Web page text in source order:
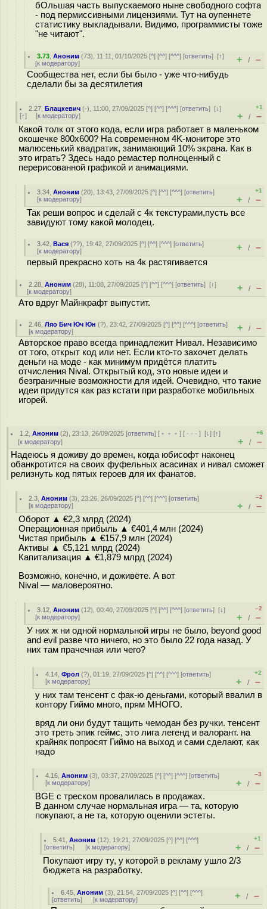
бОльшая часть выпускаемого ныне свободного софта
- под пермиссивными лицензиями. Тут на оупеннете
статистику выкладывали. Видимо, программисты тоже
"не читают".
3.73 ,Аноним (73), 11:11, 01/10/2025 [^] [^^] [^^^] [ответить][↑]
[к модератору] + / –
Сообщества нет, если бы было - уже что-нибудь
сделали бы за десятилетия
2.27 ,Блацкевич (-), 11:00, 27/09/2025 [^] [^^] [^^^] [ответить][↓]
[↑] [к модератору]
+1
+ / –
Какой толк от этого кода, если игра работает в маленьком
окошечке 800x600? На современном 4K-мониторе это
малюсенький квадратик, занимающий 10% экрана. Как в
это играть? Здесь надо ремастер полноценный с
перерисованной графикой и анимациями.
3.34 ,Аноним (20), 13:43, 27/09/2025 [^] [^^] [^^^] [ответить]
[к модератору]
+1
+ / –
Так реши вопрос и сделай с 4к текстурами,пусть все
завидуют тому какой молодец.
3.42 ,Вася (??), 19:42, 27/09/2025 [^] [^^] [^^^] [ответить]
[к модератору] + / –
первый прекрасно хоть на 4к растягивается
2.28 ,Аноним (28), 11:08, 27/09/2025 [^] [^^] [^^^] [ответить][↑]
[к модератору] + / –
Ато вдруг Майнкрафт выпустит.
2.46 ,Ляо Бич Юч Юн (?), 23:42, 27/09/2025 [^] [^^] [^^^] [ответить]
[к модератору] + / –
Авторское право всегда принадлежит Нивал. Независимо
от того, открыт код или нет. Если кто-то захочет делать
деньги на моде - как минимум придётся платить
отчисления Nival. Открытый код, это новые идеи и
безграничные возможности для идей. Очевидно, что такие
идеи придутся как раз кстати при разработке мобильных
игорей.
1.2 ,Аноним (2), 23:13, 26/09/2025 [ответить] [ ﹢﹢﹢] [ · · ·][↓] [↑]
[к модератору]
+6
+ / –
Надеюсь я доживу до времен, когда юбисофт наконец
обанкротится на своих фуфельных асасинах и нивал сможет
релизнуть код пятых героев для их фанатов.
2.3 ,Аноним (3), 23:26, 26/09/2025 [^] [^^] [^^^] [ответить]
[к модератору]
–2
+ / –
Оборот ▲ €2,3 млрд (2024)
Операционная прибыль ▲ €401,4 млн (2024)
Чистая прибыль ▲ €157,9 млн (2024)
Активы ▲ €5,121 млрд (2024)
Капитализация ▲ €1,879 млрд (2024)
Возможно, конечно, и доживёте. А вот
Nival — маловероятно.
3.12 ,Аноним (12), 00:40, 27/09/2025 [^] [^^] [^^^] [ответить][↓]
[к модератору]
–2
+ / –
У них ж ни одной нормальной игры не было, beyond good
and evil разве что ничего, но это было 22 года назад. У
них там прачечная или чего?
4.14 ,Фрол (?), 01:19, 27/09/2025 [^] [^^] [^^^] [ответить]
[к модератору]
+2
+ / –
у них там тенсент с фак-ю деньгами, который ввалил в
контору Гиймо много, прям МНОГО.
вряд ли они будут тащить чемодан без ручки. тенсент
это треть эпик геймс, это лига легенд и валорант. на
крайняк попросят Гиймо на выход и сами сделают, как
надо
4.16 ,Аноним (3), 03:37, 27/09/2025 [^] [^^] [^^^] [ответить]
[к модератору]
–3
+ / –
BGE с треском провалилась в продажах.
В данном случае нормальная игра — та, которую
покупают, а не та, которую оценили эстеты.
5.41 ,Аноним (12), 19:21, 27/09/2025 [^] [^^] [^^^]
[ответить] [к модератору]
+1
+ / –
Покупают игру ту, у которой в рекламу ушло 2/3
бюджета на разработку.
6.45 ,Аноним (3), 21:54, 27/09/2025 [^] [^^] [^^^]
[ответить] [к модератору] + / –